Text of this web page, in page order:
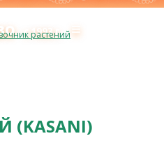
с 1993 г.≡
растений
(KASANI)